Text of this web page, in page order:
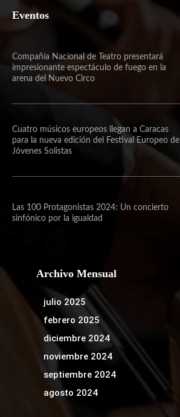
Eventos
Compañía Nacional de Teatro presentará
impresionante espectáculo de fuego en la
arena del Nuevo Circo
Cuatro músicos europeos llegan a Caracas
para la nueva edición del Festival Europeo de
Jóvenes Solistas
Las 100 Protagonistas 2024: Un concierto
sinfónico por la igualdad
Archivo Mensual
julio 2025
febrero 2025
diciembre 2024
noviembre 2024
septiembre 2024
agosto 2024